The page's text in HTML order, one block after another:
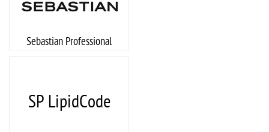
Sebastian Professional
SP LipidCode